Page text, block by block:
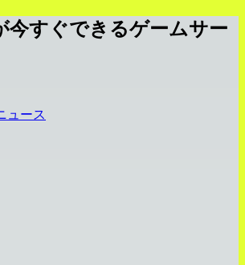
今すぐできるゲームサー
ュース